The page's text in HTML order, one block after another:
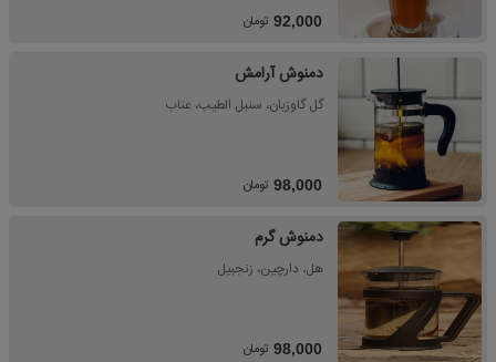
92,000 تومان
دمنوش آرامش
گل گاوزبان، سنبل الطیب، عناب
98,000 تومان
دمنوش گرم
هل، دارچین، زنجبیل
98,000 تومان